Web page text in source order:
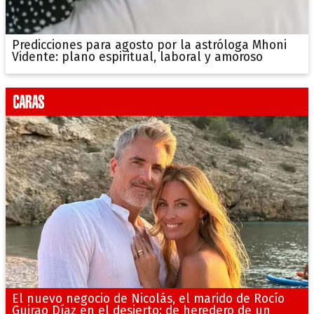
Predicciones para agosto por la astróloga Mhoni
Vidente: plano espiritual, laboral y amoroso
El nuevo negocio de Nicolás, el marido de Rocío